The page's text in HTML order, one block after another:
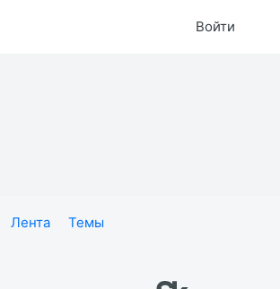
Войти
Лента
Темы